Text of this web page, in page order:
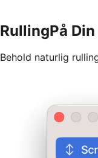
RullingPå
Behold naturlig